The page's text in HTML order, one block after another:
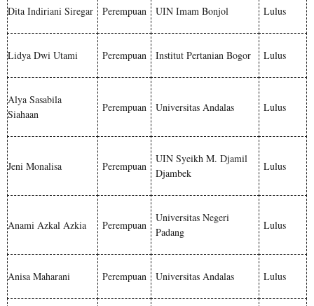
Dita Indiriani Siregar Perempuan UIN Imam Bonjol Lulus
Lidya Dwi Utami Perempuan Institut Pertanian Bogor Lulus
Alya Sasabila
Siahaan
Perempuan Universitas Andalas Lulus
Jeni Monalisa Perempuan
UIN Syeikh M. Djamil
Djambek
Lulus
Anami Azkal Azkia Perempuan
Universitas Negeri
Padang
Lulus
Anisa Maharani Perempuan Universitas Andalas Lulus